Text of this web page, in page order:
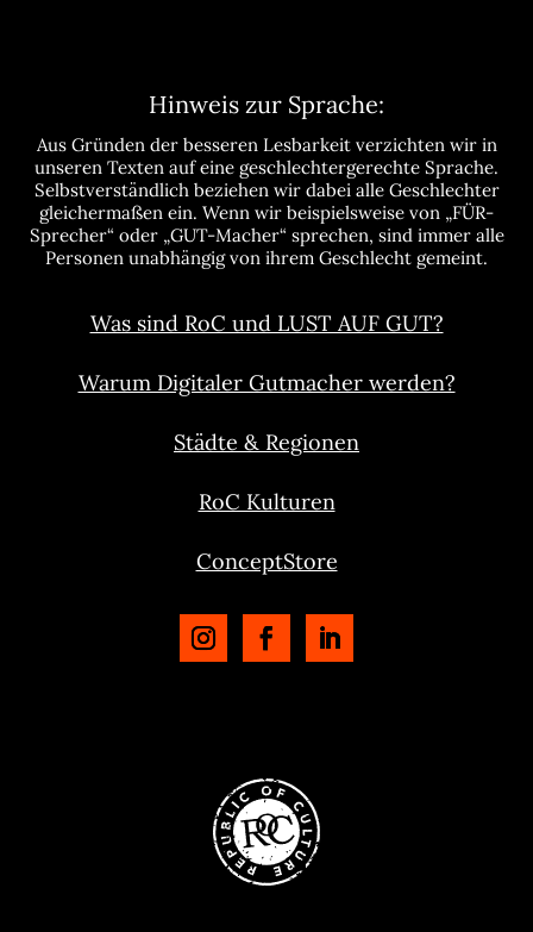
Hinweis zur Sprache:
Aus Gründen der besseren Lesbarkeit verzichten wir in
unseren Texten auf eine geschlechtergerechte Sprache.
Selbstverständlich beziehen wir dabei alle Geschlechter
gleichermaßen ein. Wenn wir beispielsweise von „FÜR-
Sprecher“ oder „GUT-Macher“ sprechen, sind immer alle
Personen unabhängig von ihrem Geschlecht gemeint.
Was sind RoC und LUST AUF GUT?
Warum Digitaler Gutmacher werden?
Städte & Regionen
RoC Kulturen
ConceptStore